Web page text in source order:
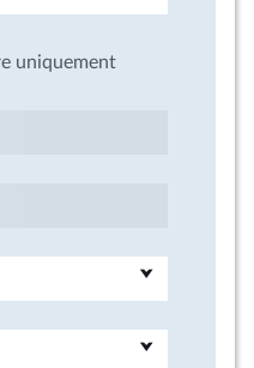
uniquement